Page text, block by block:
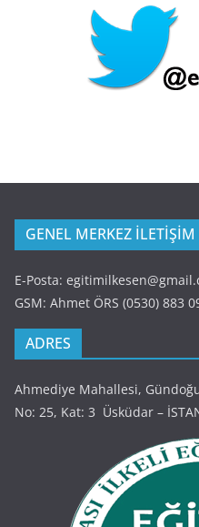
GENEL MERKEZ İLETİŞİM
E-Posta:
GSM: Ahmet ÖRS (0530) 883
ADRES
Ahmediye Mahallesi,
No: 25, Kat: 3 Üsküdar –